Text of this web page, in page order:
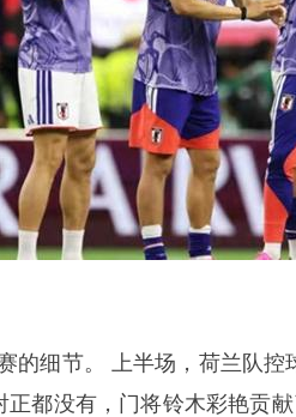
的细节。 上半场，荷兰队
正都没有，门将铃木彩艳贡